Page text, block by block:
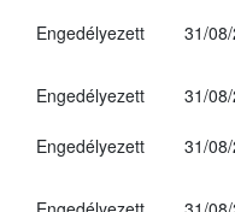
Engedélyezett 31/
Engedélyezett
31/
Engedélyezett
31/